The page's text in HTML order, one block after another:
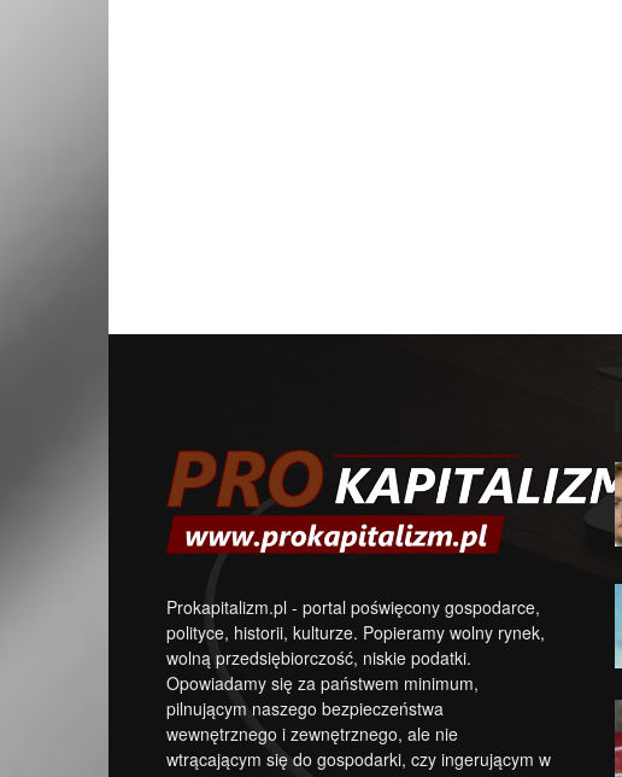
Prokapitalizm.pl - portal poświęcony gospodarce,
polityce, historii, kulturze. Popieramy wolny rynek,
wolną przedsiębiorczość, niskie podatki.
Opowiadamy się za państwem minimum,
pilnującym naszego bezpieczeństwa
wewnętrznego i zewnętrznego, ale nie
wtrącającym się do gospodarki, czy ingerującym w